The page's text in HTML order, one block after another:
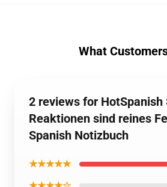
What
2 reviews for HotSpanish
Reaktionen sind reines
Spanish Notizbuch
★★★★★